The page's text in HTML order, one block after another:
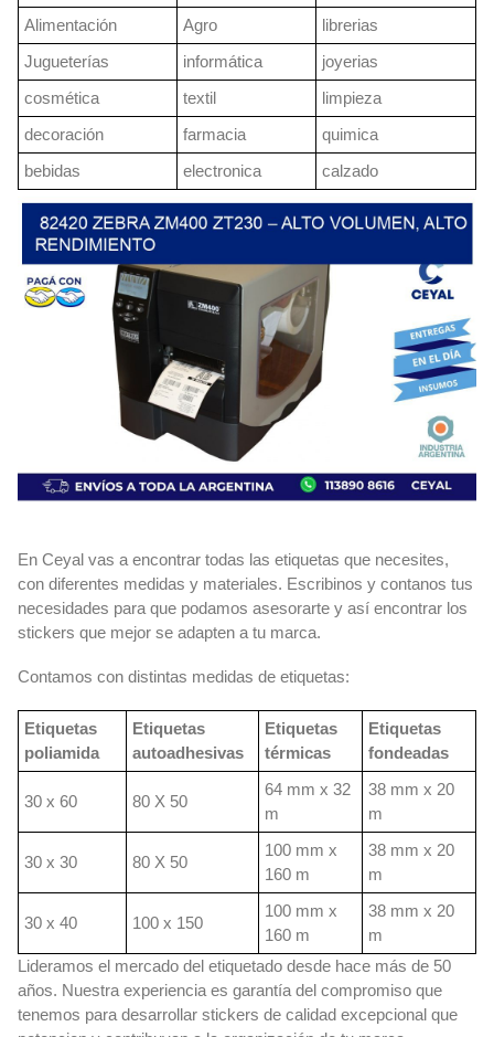
Alimentación
Agro
librerias
Jugueterías
informática
joyerias
cosmética
textil
limpieza
decoración
farmacia
quimica
bebidas
electronica calzado
En Ceyal vas a encontrar todas las etiquetas que necesites,
con diferentes medidas y materiales. Escribinos y contanos tus
necesidades para que podamos asesorarte y así encontrar los
stickers que mejor se adapten a tu marca.
Contamos con distintas medidas de etiquetas:
Etiquetas
poliamida
Etiquetas
autoadhesivas
Etiquetas
térmicas
Etiquetas
fondeadas
30 x 60 80 X 50
64 mm x 32
m
38 mm x 20
m
30 x 30 80 X 50
100 mm x
160 m
38 mm x 20
m
30 x 40 100 x 150
100 mm x
160 m
38 mm x 20
m
Lideramos el mercado del etiquetado desde hace más de 50
años. Nuestra experiencia es garantía del compromiso que
tenemos para desarrollar stickers de calidad excepcional que